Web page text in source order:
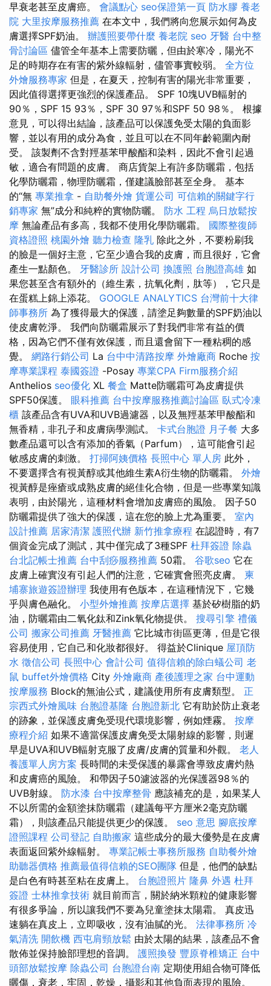
早衰老甚至皮膚癌。 會議點心 seo保證第一頁 防水膠 養老
院 大里按摩服務推薦 在本文中，我們將向您展示如何為皮
膚選擇SPF奶油。 辦護照要帶什麼 養老院 seo 牙醫 台中整
骨討論區 儘管全年基本上需要防曬，但由於寒冷，陽光不
足的時期存在有害的紫外線輻射，儘管事實較弱。 全方位
外燴服務專家 但是，在夏天，控制有害的陽光非常重要，
因此值得選擇更強烈的保護產品。 SPF 10塊UVB輻射的
90％，SPF 15 93％，SPF 30 97％和SPF 50 98％。 根據
意見，可以得出結論，該產品可以保護免受太陽的負面影
響，並以有用的成分為食，並且可以在不同年齡範圍內耐
受。 該製劑不含對羥基苯甲酸酯和染料，因此不會引起過
敏，適合有問題的皮膚。 商店貨架上有許多防曬霜，包括
化學防曬霜，物理防曬霜，僅建議臉部甚至全身。 基本
的“無 專業推拿 - 自助餐外燴 貨運公司 可信賴的關鍵字行
銷專家 無”成分和純粹的實物防曬。 防水 工程 烏日放鬆按
摩 無論產品有多高，我都不使用化學防曬霜。 國際整復師
資格證照 桃園外燴 聽力檢查 隆乳 除此之外，不要粉刷我
的臉是一個好主意，它至少適合我的皮膚，而且很好，它會
產生一點顏色。 牙醫診所 設計公司 換護照 台胞證高雄 如
果您甚至含有額外的（維​​生素，抗氧化劑，肽等），它只是
在蛋糕上錦上添花。 GOOGLE ANALYTICS 台灣前十大律
師事務所 為了獲得最大的保護，請塗足夠數量的SPF奶油以
使皮膚乾淨。 我們向防曬霜展示了對我們非常有益的價
格，因為它們不僅有效保護，而且還會留下一種粘稠的感
覺。 網路行銷公司 La 台中中清路按摩 外燴廠商 Roche 按
摩專業課程 泰國簽證 -Posay 專業CPA Firm服務介紹
Anthelios seo優化 XL 餐盒 Matte防曬霜可為皮膚提供
SPF50保護。 眼科推薦 台中按摩服務推薦討論區 臥式冷凍
櫃 該產品含有UVA和UVB過濾器，以及無羥基苯甲酸酯和
無香精，非孔子和皮膚病學測試。 卡式台胞證 月子餐 大多
數產品還可以含有添加的香氣（Parfum），這可能會引起
敏感皮膚的刺激。 打掃阿姨價格 長照中心 單人房 此外，
不要選擇含有視黃醇或其他維生素A衍生物的防曬霜。 外燴
視黃醇是痤瘡或成熟皮膚的絕佳化合物，但是一些專業知識
表明，由於陽光，這種材料會增加皮膚癌的風險。 因子50
防曬霜提供了強大的保護，這在您的臉上尤為重要。 室內
設計推薦 居家清潔 護照代辦 新竹推拿療程 在認證時，有7
個資金完成了測試，其中僅完成了3種SPF 杜拜簽證 除蟲
台北記帳士推薦 台中刮痧服務推薦 50霜。 谷歌seo 它在
皮膚上確實沒有引起人們的注意，它確實會照亮皮膚。 柬
埔寨旅遊簽證辦理 我使用有色版本，在這種情況下，它幾
乎與膚色融化。 小型外燴推薦 按摩店選擇 基於矽樹脂的奶
油，防曬霜由二氧化鈦和Zink氧化物提供。 搜尋引擎 禮儀
公司 搬家公司推薦 牙醫推薦 它比城市街區更薄，但是它很
容易使用，它自己和化妝都很好。 得益於Clinique 屋頂防
水 徵信公司 長照中心 會計公司 值得信賴的除白蟻公司 老
鼠 buffet外燴價格 City 外燴廠商 產後護理之家 台中運動
按摩服務 Block的無油公式，建議使用所有皮膚類型。 正
宗西式外燴風味 台胞證基隆 台胞證新北 它有助於防止衰老
的跡象，並保護皮膚免受現代環境影響，例如煙霧。 按摩
療程介紹 如果不適當保護皮膚免受太陽射線的影響，則遲
早是UVA和UVB輻射克服了皮膚/皮膚的質量和外觀。 老人
養護單人房方案 長時間的未受保護的暴露會導致皮膚灼熱
和皮膚癌的風險。 和帶因子50濾波器的光保護器98％的
UVB射線。 防水漆 台中按摩整骨 應該補充的是，如果某人
不以所需的金額塗抹防曬霜（建議每平方厘米2毫克防曬
霜），則該產品只能提供更少的保護。 seo 意思 腳底按摩
證照課程 公司登記 自助搬家 這些成分的最大優勢是在皮膚
表面返回紫外線輻射。 專業記帳士事務所服務 自助餐外燴
助聽器價格 推薦最值得信賴的SEO團隊 但是，他們的缺點
是白色有時甚至粘在皮膚上。 台胞證照片 隆鼻 外遇 杜拜
簽證 士林推拿技術 就目前而言，關於納米顆粒的健康影響
有很多爭論，所以讓我們不要為兒童塗抹太陽霜。 真皮迅
速躺在真皮上，立即吸收，沒有油膩的光。 法律事務所 冷
氣清洗 開飲機 西屯肩頸放鬆 由於太陽的結果，該產品不會
散佈並保持臉部理想的音調。 護照換發 豐原脊椎矯正 台中
頭部放鬆按摩 除蟲公司 台胞證台南 定期使用組合物可降低
曬傷，衰老，牢固，乾燥，攝影和其他負面表現的風險。